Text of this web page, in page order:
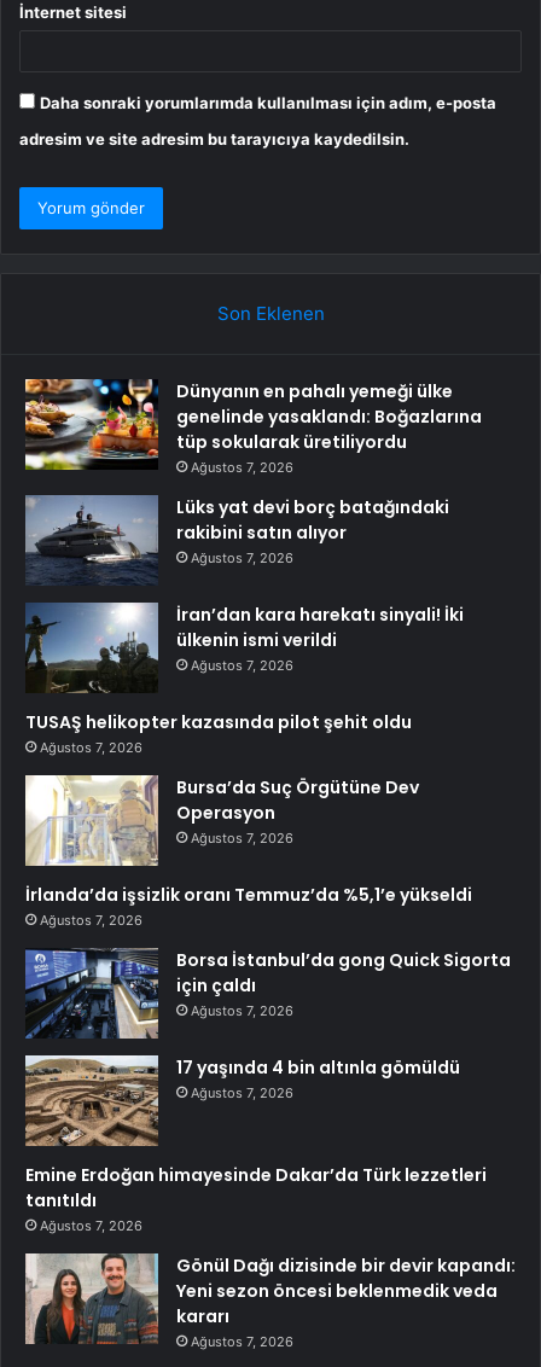
İnternet sitesi
Daha sonraki yorumlarımda kullanılması için adım, e-posta
adresim ve site adresim bu tarayıcıya kaydedilsin.
Son Eklenen
Dünyanın en pahalı yemeği ülke
genelinde yasaklandı: Boğazlarına
tüp sokularak üretiliyordu
Ağustos 7, 2026
Lüks yat devi borç batağındaki
rakibini satın alıyor
Ağustos 7, 2026
İran’dan kara harekatı sinyali! İki
ülkenin ismi verildi
Ağustos 7, 2026
TUSAŞ helikopter kazasında pilot şehit oldu
Ağustos 7, 2026
Bursa’da Suç Örgütüne Dev
Operasyon
Ağustos 7, 2026
İrlanda’da işsizlik oranı Temmuz’da %5,1’e yükseldi
Ağustos 7, 2026
Borsa İstanbul’da gong Quick Sigorta
için çaldı
Ağustos 7, 2026
17 yaşında 4 bin altınla gömüldü
Ağustos 7, 2026
Emine Erdoğan himayesinde Dakar’da Türk lezzetleri
tanıtıldı
Ağustos 7, 2026
Gönül Dağı dizisinde bir devir kapandı:
Yeni sezon öncesi beklenmedik veda
kararı
Ağustos 7, 2026